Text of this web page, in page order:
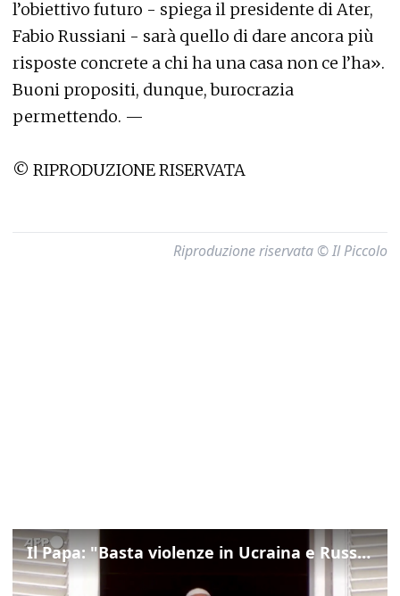
l’obiettivo futuro - spiega il presidente di Ater,
Fabio Russiani - sarà quello di dare ancora più
risposte concrete a chi ha una casa non ce l’ha».
Buoni propositi, dunque, burocrazia
permettendo. —
© RIPRODUZIONE RISERVATA
Riproduzione riservata © Il Piccolo
Il Papa: "Basta violenze in Ucraina e Russia, spazio a diplomazia"